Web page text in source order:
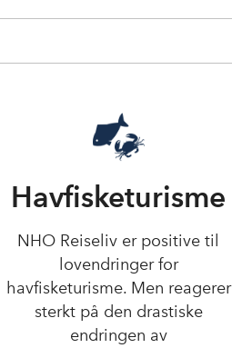
Havfisketurisme
NHO Reiseliv er positive til
lovendringer for
havfisketurisme. Men reagerer
sterkt på den drastiske
endringen av